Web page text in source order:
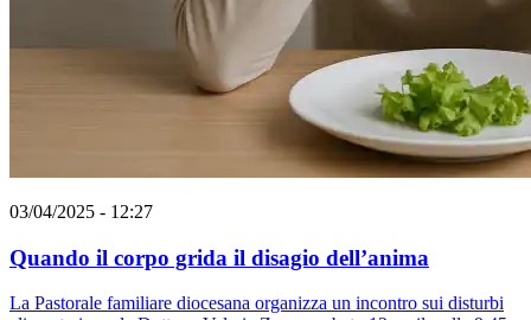
03/04/2025 - 12:27
Quando il corpo grida il disagio dell’anima
La Pastorale familiare diocesana organizza un incontro sui disturbi